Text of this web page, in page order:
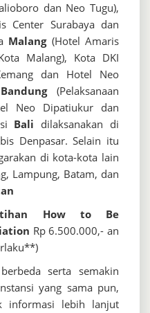
dan Neo Tugu),
Center Surabaya dan
Malang(Hotel Amaris
Malang), Kota DKI
dan Hotel Neo
Bandung(Pelaksanaan
Neo Dipatiukur dan
Bali dilaksanakan di
Denpasar. Selain itu
di kota-kota lain
Lampung, Batam, dan
How to Be
Rp 6.500.000,- an
serta semakin
yang sama pun,
informasi lebih lanjut